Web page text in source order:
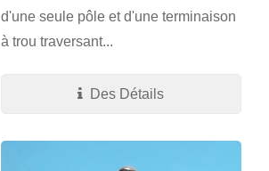
d'une seule pôle et d'une terminaison
à trou traversant...
Des Détails